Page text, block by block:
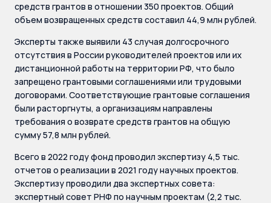
средств грантов в отношении 350 проектов. Общий
объем возвращенных средств составил 44,9 млн рублей.
Эксперты также выявили 43 случая долгосрочного
отсутствия в России руководителей проектов или их
дистанционной работы на территории РФ, что было
запрещено грантовыми соглашениями или трудовыми
договорами. Соответствующие грантовые соглашения
были расторгнуты, а организациям направлены
требования о возврате средств грантов на общую
сумму 57,8 млн рублей.
Всего в 2022 году фонд проводил экспертизу 4,5 тыс.
отчетов о реализации в 2021 году научных проектов.
Экспертизу проводили два экспертных совета:
экспертный совет РНФ по научным проектам (2,2 тыс.